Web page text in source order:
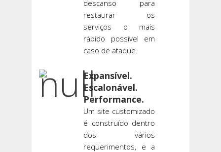
descanso para
restaurar os
serviços o mais
rápido possível em
caso de ataque.
Expansível.
Escalonável.
Performance.
Um site customizado
é construído dentro
dos vários
requerimentos, e a